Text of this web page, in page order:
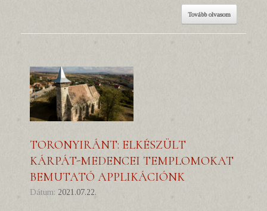
Tovább olvasom
TORONYIRÁNT: ELKÉSZÜLT
KÁRPÁT-MEDENCEI TEMPLOMOKAT
BEMUTATÓ APPLIKÁCIÓNK
Dátum: 2021.07.22.